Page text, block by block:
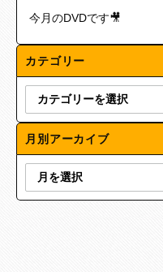
今月のDVDです🎥
カテゴリー
月別アーカイブ